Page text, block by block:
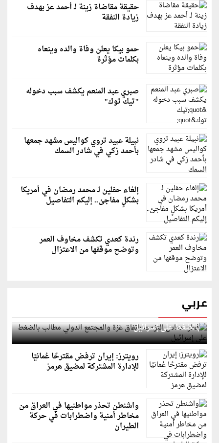
حقيقة مقاضاة زينة لـ أحمد عز بهدف
زيادة النفقة
حمو بيكا يعلن وفاة والده وينعاه
بكلمات مؤثرة
صبري عبد المنعم يكشف سبب دخوله
"تيك توك"
نبيلة عبيد تروي كواليس مشهد جمعها
بأحمد زكي في شادر السمك
إلغاء حفلين لـ محمد رمضان في أمريكا
بشكلٍ مفاجئ.. إليكم التفاصيل
رندة كعدي تكشف مخاوف العمر
وتوضح موقفها من الاعتزال
عربي
قطر: حماس التزمت باتفاق غزة والمجتمع الدولي مطالب
بالضغط على إسرائيل
رويترز: إيران ترفض مقترحًا عُمانيًا
للإدارة المشتركة لمضيق هرمز
واشنطن تحذر مواطنيها في العراق من
مخاطر أمنية واضطرابات في حركة
الطيران